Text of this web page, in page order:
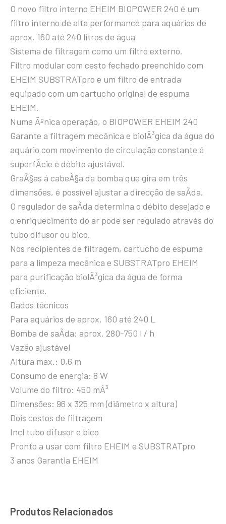
O novo filtro interno EHEIM BIOPOWER 240 é um
filtro interno de alta performance para aquários de
aprox. 160 até 240 litros de água
Sistema de filtragem como um filtro externo.
Filtro modular com cesto fechado preenchido com
EHEIM SUBSTRATpro e um filtro de entrada
equipado com um cartucho original de espuma
EHEIM.
Numa Ãºnica operação, o BIOPOWER EHEIM 240
Garante a filtragem mecânica e biolÃ³gica da água do
aquário com movimento de circulação constante á
superfÃ­cie e débito ajustável.
GraÃ§as á cabeÃ§a da bomba que gira em três
dimensões, é possível ajustar a direcção de saÃ­da.
O regulador de saÃ­da determina o débito desejado e
o enriquecimento do ar pode ser regulado através do
tubo difusor ou bico.
Nos recipientes de filtragem, cartucho de espuma
para a limpeza mecânica e SUBSTRATpro EHEIM
para purificação biolÃ³gica da água de forma
eficiente.
Dados técnicos
Para aquários de aprox. 160 até 240 L
Bomba de saÃ­da: aprox. 280-750 l / h
Vazão ajustável
Altura max.: 0,6 m
Consumo de energia: 8 W
Volume do filtro: 450 mÂ³
Dimensões: 96 x 325 mm (diâmetro x altura)
Dois cestos de filtragem
Incl tubo difusor e bico
Pronto a usar com filtro EHEIM e SUBSTRATpro
3 anos Garantia EHEIM
Produtos Relacionados